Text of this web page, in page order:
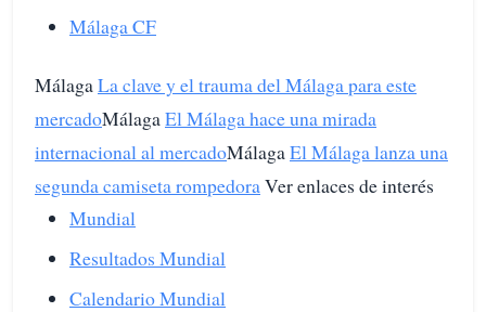
Málaga CF
MálagaLa clave y el trauma del Málaga para este
mercadoMálagaEl Málaga hace una mirada
internacional al mercadoMálagaEl Málaga lanza una
segunda camiseta rompedoraVer enlaces de interés
Mundial
Resultados Mundial
Calendario Mundial